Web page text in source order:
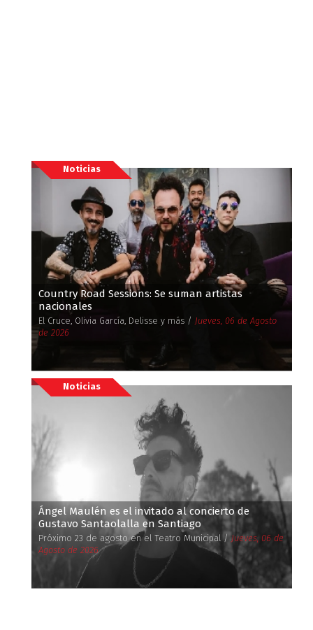
Noticias
Country Road Sessions: Se suman artistas
nacionales
El Cruce, Olivia García, Delisse y más / Jueves, 06 de Agosto
de 2026
Noticias
Ángel Maulén es el invitado al concierto de
Gustavo Santaolalla en Santiago
Próximo 23 de agosto en el Teatro Municipal / Jueves, 06 de
Agosto de 2026